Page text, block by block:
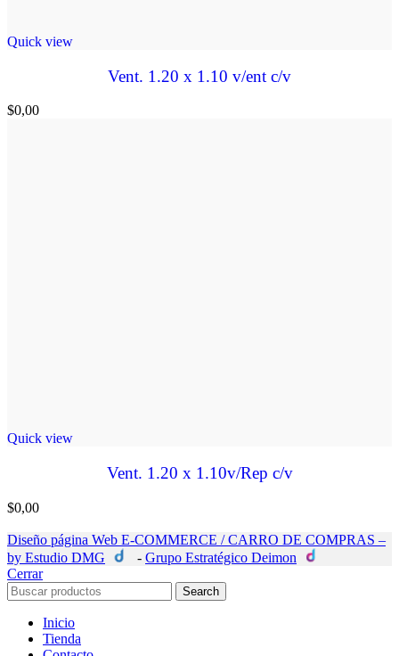
Quick view
Vent. 1.20 x 1.10 v/ent c/v
$0,00
Quick view
Vent. 1.20 x 1.10v/Rep c/v
$0,00
Diseño página Web E-COMMERCE / CARRO DE COMPRAS –
by Estudio DMG
- Grupo Estratégico Deimon
Cerrar
Search
Inicio
Tienda